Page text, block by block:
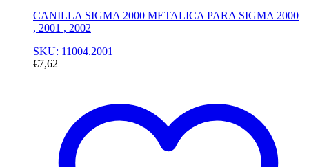
CANILLA SIGMA 2000 METALICA PARA SIGMA 2000
, 2001 , 2002
SKU: 11004.2001
€7,62